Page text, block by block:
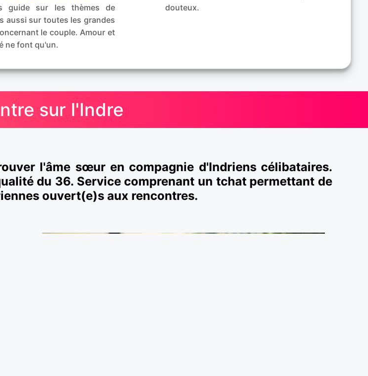
guide sur les thèmes de
aussi sur toutes les grandes
le couple. Amour et
ne font qu'un.
douteux.
sur l'Indre
l'âme sœur en compagnie d'Indriens célibataires.
du 36. Service comprenant un tchat permettant de
ouvert(e)s aux rencontres.